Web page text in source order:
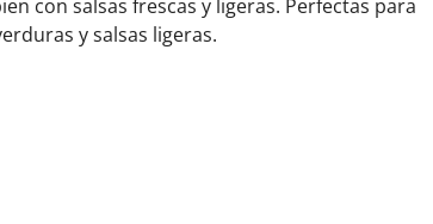
con salsas frescas y ligeras. Perfectas para
y salsas ligeras.